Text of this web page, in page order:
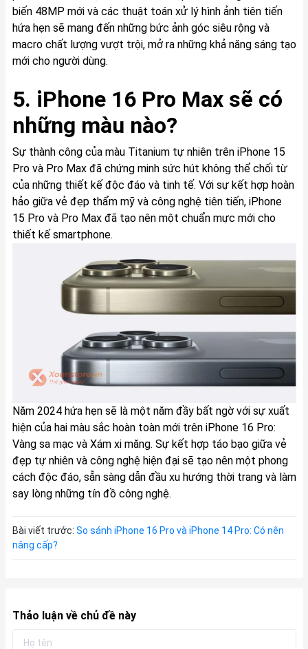
biến 48MP mới và các thuật toán xử lý hình ảnh tiên tiến
hứa hẹn sẽ mang đến những bức ảnh góc siêu rộng và
macro chất lượng vượt trội, mở ra những khả năng sáng tạo
mới cho người dùng.
5. iPhone 16 Pro Max sẽ có
những màu nào?
Sự thành công của màu Titanium tự nhiên trên iPhone 15
Pro và Pro Max đã chứng minh sức hút không thể chối từ
của những thiết kế độc đáo và tinh tế. Với sự kết hợp hoàn
hảo giữa vẻ đẹp thẩm mỹ và công nghệ tiên tiến, iPhone
15 Pro và Pro Max đã tạo nên một chuẩn mực mới cho
thiết kế smartphone.
Năm 2024 hứa hẹn sẽ là một năm đầy bất ngờ với sự xuất
hiện của hai màu sắc hoàn toàn mới trên iPhone 16 Pro:
Vàng sa mạc và Xám xi măng. Sự kết hợp táo bạo giữa vẻ
đẹp tự nhiên và công nghệ hiện đại sẽ tạo nên một phong
cách độc đáo, sẵn sàng dẫn đầu xu hướng thời trang và làm
say lòng những tín đồ công nghệ.
Bài viết trước: So sánh iPhone 16 Pro và iPhone 14 Pro: Có nên
nâng cấp?
Thảo luận về chủ đề này